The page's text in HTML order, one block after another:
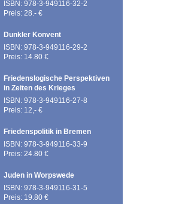
ISBN: 978-3-949116-32-2
Preis: 28.- €
Dunkler Konvent
ISBN: 978-3-949116-29-2
Preis: 14.80 €
Friedenslogische Perspektiven
in Zeiten des Krieges
ISBN: 978-3-949116-27-8
Preis: 12,- €
Friedenspolitik in Bremen
ISBN: 978-3-949116-33-9
Preis: 24.80 €
Juden in Worpswede
ISBN: 978-3-949116-31-5
Preis: 19.80 €